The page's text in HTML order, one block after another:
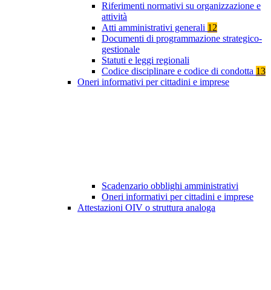
Riferimenti normativi su organizzazione e
attività
Atti amministrativi generali 12
Documenti di programmazione strategico-
gestionale
Statuti e leggi regionali
Codice disciplinare e codice di condotta 13
Oneri informativi per cittadini e imprese
Scadenzario obblighi amministrativi
Oneri informativi per cittadini e imprese
Attestazioni OIV o struttura analoga